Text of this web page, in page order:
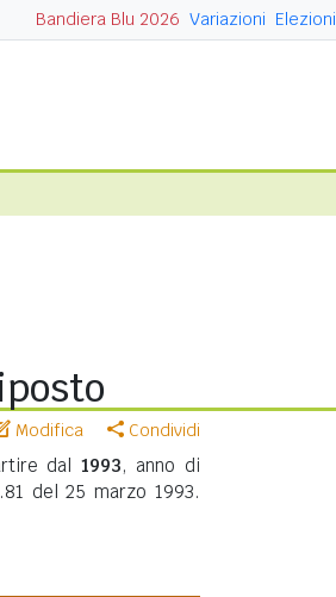
Bandiera Blu 2026 Variazioni Elezioni
Modifica Condividi
dal 1993, anno di
del 25 marzo 1993.